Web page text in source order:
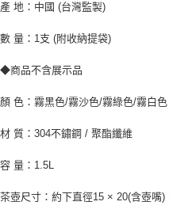
產 地：中國 (台灣監製)
數 量：1支 (附收納提袋)
◆商品不含展示品
顏 色：霧黑色/霧沙色/霧綠色/霧白色
材 質：304不鏽鋼 / 聚酯纖維
容 量：1.5L
茶壺尺寸：約下直徑15 × 20(含壺嘴